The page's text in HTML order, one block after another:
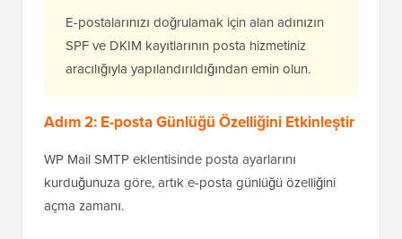
E-postalarınızı doğrulamak için alan adınızın
SPF ve DKIM kayıtlarının posta hizmetiniz
aracılığıyla yapılandırıldığından emin olun.
Adım 2: E-posta Günlüğü Özelliğini Etkinleştir
WP Mail SMTP eklentisinde posta ayarlarını
kurduğunuza göre, artık e-posta günlüğü özelliğini
açma zamanı.